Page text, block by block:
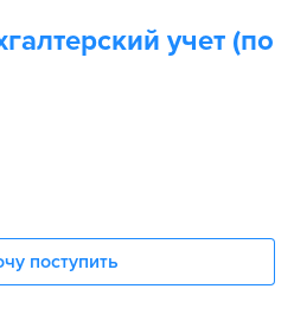
учет (по
поступить